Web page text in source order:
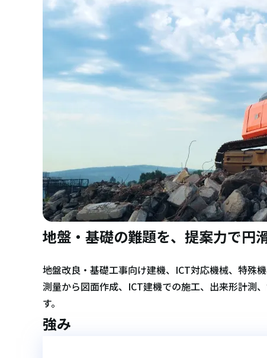
地盤・基礎の難題を、提案力で円
地盤改良・基礎工事向け建機、ICT対応機械、特殊
測量から図面作成、ICT建機での施工、出来形計測
す。
強み